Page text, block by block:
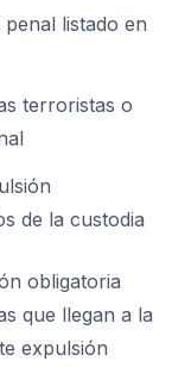
listado en
terroristas o
de la custodia
obligatoria
que llegan a la
expulsión